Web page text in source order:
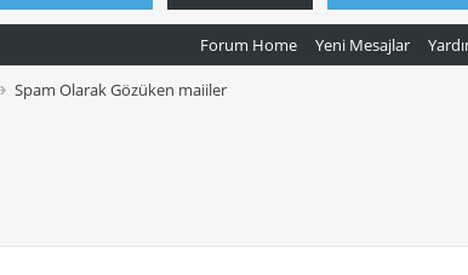
Forum Home Yeni Mesajlar
Spam Olarak Gözüken maiiler